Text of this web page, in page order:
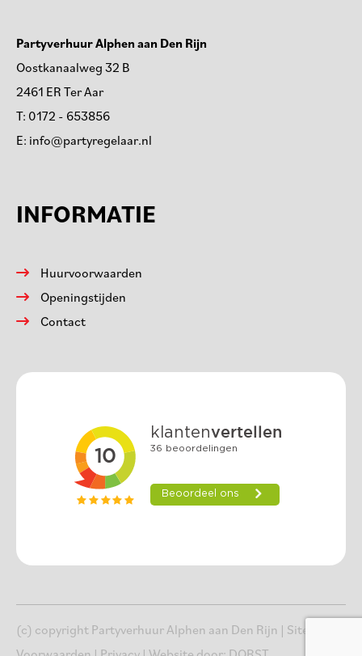
Partyverhuur Alphen aan Den Rijn
Oostkanaalweg 32 B
2461 ER Ter Aar
T: 0172 - 653856
E: info@partyregelaar.nl
INFORMATIE
Huurvoorwaarden
Openingstijden
Contact
(c) copyright Partyverhuur Alphen aan Den Rijn | Sitemap